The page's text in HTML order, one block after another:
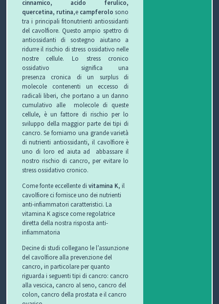
cinnamico, acido ferulico,
quercetina, rutina,e campferolo sono
tra i principali fitonutrienti antiossidanti
del cavolfiore. Questo ampio spettro di
antiossidanti di sostegno aiutano a
ridurre il rischio di stress ossidativo nelle
nostre cellule. Lo stress cronico
ossidativo significa una
presenza cronica di un surplus di
molecole contenenti un eccesso di
radicali liberi, che portano a un danno
cumulativo alle molecole di queste
cellule, è un fattore di rischio per lo
sviluppo della maggior parte dei tipi di
cancro. Se forniamo una grande varietà
di nutrienti antiossidanti, il cavolfiore è
uno di loro ed aiuta ad abbassare il
nostro rischio di cancro, per evitare lo
stress ossidativo cronico.
Come fonte eccellente di vitamina K, il
cavolfiore ci fornisce uno dei nutrienti
anti-infiammatori caratteristici. La
vitamina K agisce come regolatrice
diretta della nostra risposta anti-
infiammatoria
Decine di studi collegano le l’assunzione
del cavolfiore alla prevenzione del
cancro, in particolare per quanto
riguarda i seguenti tipi di cancro: cancro
alla vescica, cancro al seno, cancro del
colon, cancro della prostata e il cancro